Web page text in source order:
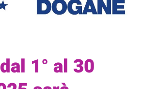
1° al 30